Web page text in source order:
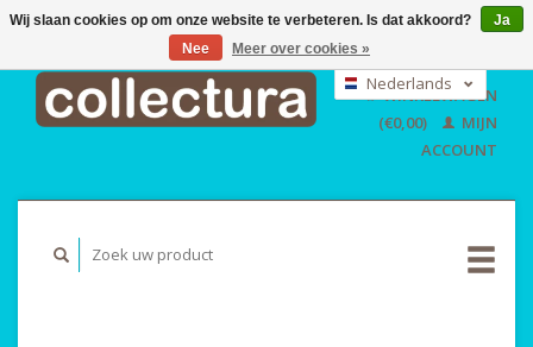
EUR
GBP
USD
Nederlands
English
WINKELWAGEN
(€0,00)
MIJN
ACCOUNT
Wij slaan cookies op om onze website te verbeteren. Is dat akkoord?
Ja
Nee
Meer over cookies »